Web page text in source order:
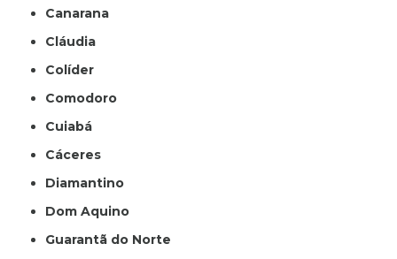
Canarana
Cláudia
Colíder
Comodoro
Cuiabá
Cáceres
Diamantino
Dom Aquino
Guarantã do Norte